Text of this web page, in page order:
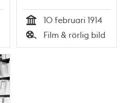
Tid
10 februari 1914
Typ
Film & rörlig bild